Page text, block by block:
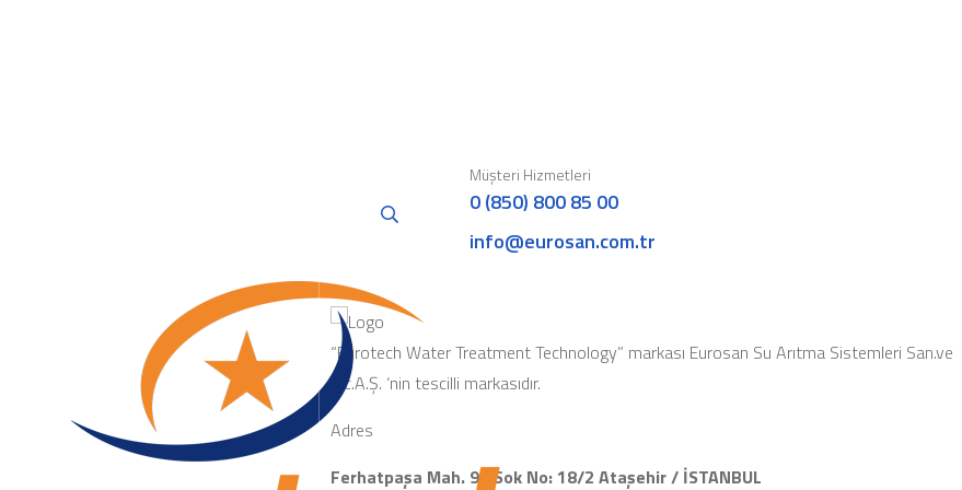
Müşteri Hizmetleri
0 (850) 800 85 00
info@eurosan.com.tr
“Eurotech Water Treatment Technology” markası Eurosan Su Arıtma Sistemleri San.ve
Tic.A.Ş. ‘nin tescilli markasıdır.
Adres
Ferhatpaşa Mah. 91.Sok No: 18/2 Ataşehir / İSTANBUL